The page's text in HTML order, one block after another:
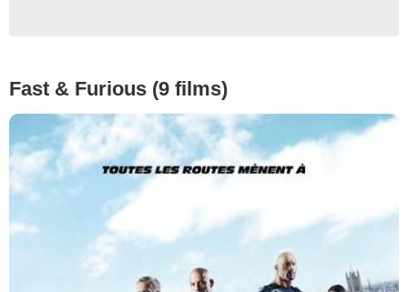
Fast & Furious (9 films)